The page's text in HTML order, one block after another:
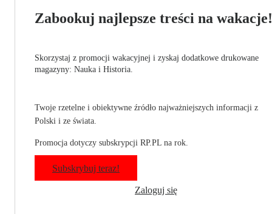
Zabookuj najlepsze treści na wakacje!
Skorzystaj z promocji wakacyjnej i zyskaj dodatkowe drukowane
magazyny: Nauka i Historia.
Twoje rzetelne i obiektywne źródło najważniejszych informacji z
Polski i ze świata.
Promocja dotyczy subskrypcji RP.PL na rok.
Subskrybuj teraz!
Zaloguj się